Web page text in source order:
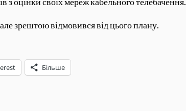
зрештою відмовився від цього плану.
Більше